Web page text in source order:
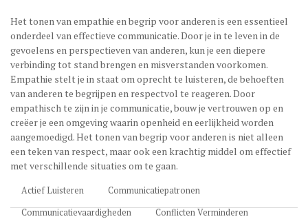
Het tonen van empathie en begrip voor anderen is een essentieel
onderdeel van effectieve communicatie. Door je in te leven in de
gevoelens en perspectieven van anderen, kun je een diepere
verbinding tot stand brengen en misverstanden voorkomen.
Empathie stelt je in staat om oprecht te luisteren, de behoeften
van anderen te begrijpen en respectvol te reageren. Door
empathisch te zijn in je communicatie, bouw je vertrouwen op en
creëer je een omgeving waarin openheid en eerlijkheid worden
aangemoedigd. Het tonen van begrip voor anderen is niet alleen
een teken van respect, maar ook een krachtig middel om effectief
met verschillende situaties om te gaan.
Actief Luisteren
Communicatiepatronen
Communicatievaardigheden
Conflicten Verminderen